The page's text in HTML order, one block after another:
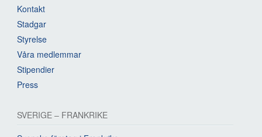
Kontakt
Stadgar
Styrelse
Våra medlemmar
Stipendier
Press
SVERIGE – FRANKRIKE